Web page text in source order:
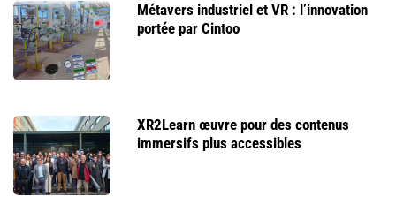
Métavers industriel et VR : l’innovation
portée par Cintoo
XR2Learn œuvre pour des contenus
immersifs plus accessibles